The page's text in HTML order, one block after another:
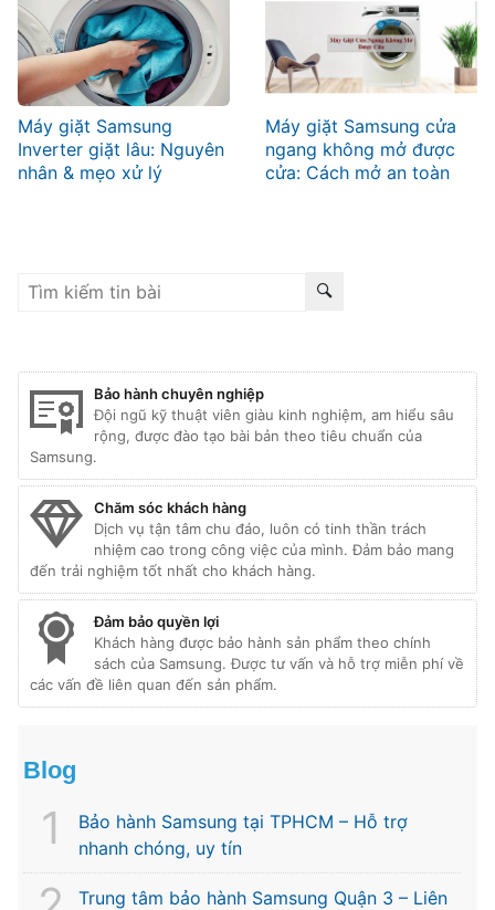
Máy giặt Samsung
Inverter giặt lâu: Nguyên
nhân & mẹo xử lý
Máy giặt Samsung cửa
ngang không mở được
cửa: Cách mở an toàn
Bảo hành chuyên nghiệp
Đội ngũ kỹ thuật viên giàu kinh nghiệm, am hiểu sâu
rộng, được đào tạo bài bản theo tiêu chuẩn của
Samsung.
Chăm sóc khách hàng
Dịch vụ tận tâm chu đáo, luôn có tinh thần trách
nhiệm cao trong công việc của mình. Đảm bảo mang
đến trải nghiệm tốt nhất cho khách hàng.
Đảm bảo quyền lợi
Khách hàng được bảo hành sản phẩm theo chính
sách của Samsung. Được tư vấn và hỗ trợ miễn phí về
các vấn đề liên quan đến sản phẩm.
Blog
Bảo hành Samsung tại TPHCM – Hỗ trợ
nhanh chóng, uy tín
Trung tâm bảo hành Samsung Quận 3 – Liên